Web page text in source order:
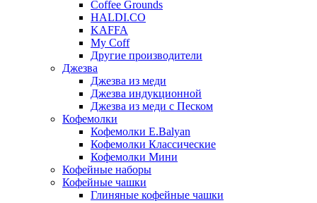
Coffee Grounds
HALDI.CO
KAFFA
My Coff
Другие производители
Джезва
Джезва из меди
Джезва индукционной
Джезва из меди с Песком
Кофемолки
Кофемолки E.Balyan
Кофемолки Классические
Кофемолки Мини
Кофейные наборы
Кофейные чашки
Глиняные кофейные чашки